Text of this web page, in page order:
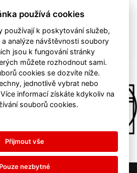
používá cookies
používají k poskytování služeb,
a analýze návštěvnosti soubory
jsou k fungování stránky
můžete rozhodnout sami.
cookies se dozvíte níže.
jednotlivě vybrat nebo
informací získáte kdykoliv na
souborů cookies.
Přijmout vše
Pouze nezbytné